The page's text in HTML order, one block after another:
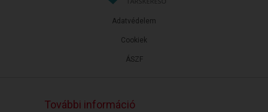
ÁSZF
Adatvédelem
Cookiek
További információ